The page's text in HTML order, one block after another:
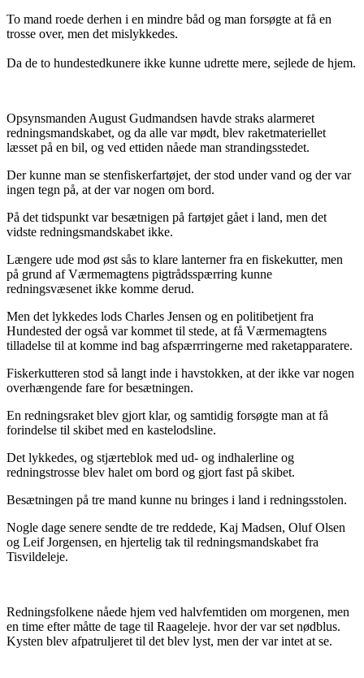
To mand roede derhen i en mindre båd og man forsøgte at få en
trosse over, men det mislykkedes.
Da de to hundestedkunere ikke kunne udrette mere, sejlede de hjem.
Opsynsmanden August Gudmandsen havde straks alarmeret
redningsmandskabet, og da alle var mødt, blev raketmateriellet
læsset på en bil, og ved ettiden nåede man strandingsstedet.
Der kunne man se stenfiskerfartøjet, der stod under vand og der var
ingen tegn på, at der var nogen om bord.
På det tidspunkt var besætnigen på fartøjet gået i land, men det
vidste redningsmandskabet ikke.
Længere ude mod øst sås to klare lanterner fra en fiskekutter, men
på grund af Værmemagtens pigtrådsspærring kunne
redningsvæsenet ikke komme derud.
Men det lykkedes lods Charles Jensen og en politibetjent fra
Hundested der også var kommet til stede, at få Værmemagtens
tilladelse til at komme ind bag afspærrringerne med raketapparatere.
Fiskerkutteren stod så langt inde i havstokken, at der ikke var nogen
overhængende fare for besætningen.
En redningsraket blev gjort klar, og samtidig forsøgte man at få
forindelse til skibet med en kastelodsline.
Det lykkedes, og stjærteblok med ud- og indhalerline og
redningstrosse blev halet om bord og gjort fast på skibet.
Besætningen på tre mand kunne nu bringes i land i redningsstolen.
Nogle dage senere sendte de tre reddede, Kaj Madsen, Oluf Olsen
og Leif Jorgensen, en hjertelig tak til redningsmandskabet fra
Tisvildeleje.
Redningsfolkene nåede hjem ved halvfemtiden om morgenen, men
en time efter måtte de tage til Raageleje. hvor der var set nødblus.
Kysten blev afpatruljeret til det blev lyst, men der var intet at se.